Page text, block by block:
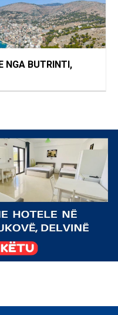
NGA BUTRINTI,